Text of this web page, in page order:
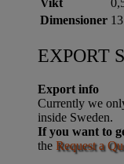
Vikt
Dimensioner
EXPORT
Export info
Currently we
inside Sweden.
If you want to
the Request a